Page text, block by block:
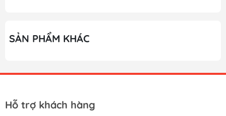
SẢN PHẨM KHÁC
Hỗ trợ khách hàng